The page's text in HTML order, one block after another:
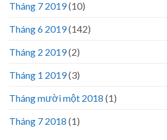
Tháng 7 2019(10)
Tháng 6 2019(142)
Tháng 2 2019(2)
Tháng 1 2019(3)
Tháng mười một 2018 (1)
Tháng 7 2018 (1)